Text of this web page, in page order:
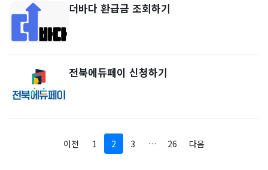
더바다 환급금 조회하기
전북에듀페이 신청하기
이전 1 2 3 … 26 다음